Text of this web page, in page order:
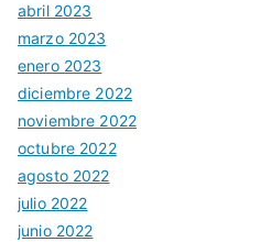
abril 2023
marzo 2023
enero 2023
diciembre 2022
noviembre 2022
octubre 2022
agosto 2022
julio 2022
junio 2022